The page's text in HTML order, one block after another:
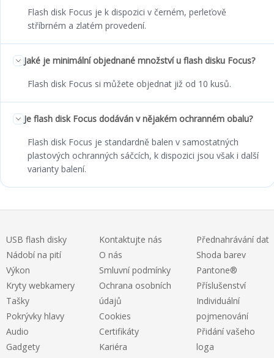
Flash disk Focus je k dispozici v černém, perleťově
stříbrném a zlatém provedení.
Jaké je minimální objednané množství u flash disku Focus?
Flash disk Focus si můžete objednat již od 10 kusů.
Je flash disk Focus dodáván v nějakém ochranném obalu?
Flash disk Focus je standardně balen v samostatných
plastových ochranných sáčcích, k dispozici jsou však i další
varianty balení.
USB flash disky
Nádobí na pití
Výkon
Kryty webkamery
Tašky
Pokrývky hlavy
Audio
Gadgety
Kontaktujte nás
O nás
Smluvní podmínky
Ochrana osobních
údajů
Cookies
Certifikáty
Kariéra
Přednahrávání dat
Shoda barev
Pantone®
Příslušenství
Individuální
pojmenování
Přidání vašeho
loga